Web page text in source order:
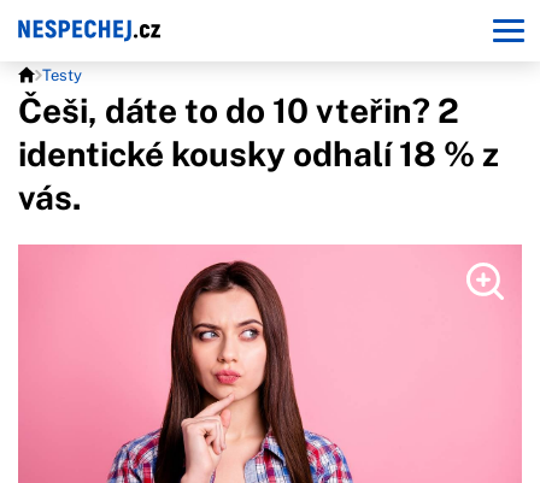
Testy
Češi, dáte to do 10 vteřin? 2
identické kousky odhalí 18 % z
vás.